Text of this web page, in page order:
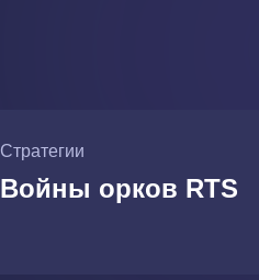
Стратегии
Войны орков RTS